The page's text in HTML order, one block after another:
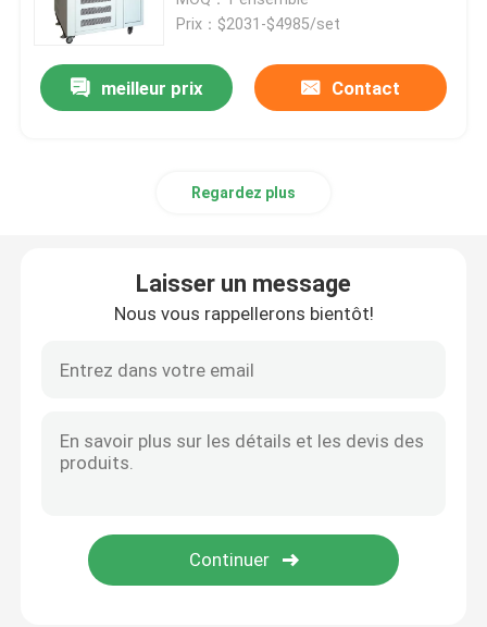
Chambre d'humidité de la température
Four sécheur sous vide
Shaker Incubator orbital
Prix：$2031-$4985/set
meilleur prix Contact
Regardez plus
Laisser un message
Nous vous rappellerons bientôt!